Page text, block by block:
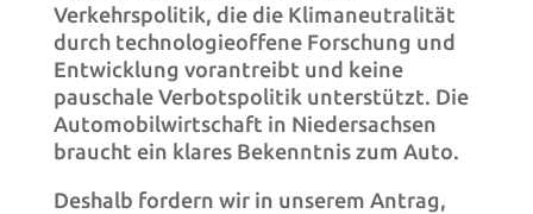
Verkehrspolitik, die die Klimaneutralität
durch technologieoffene Forschung und
Entwicklung vorantreibt und keine
pauschale Verbotspolitik unterstützt. Die
Automobilwirtschaft in Niedersachsen
braucht ein klares Bekenntnis zum Auto.
Deshalb fordern wir in unserem Antrag,